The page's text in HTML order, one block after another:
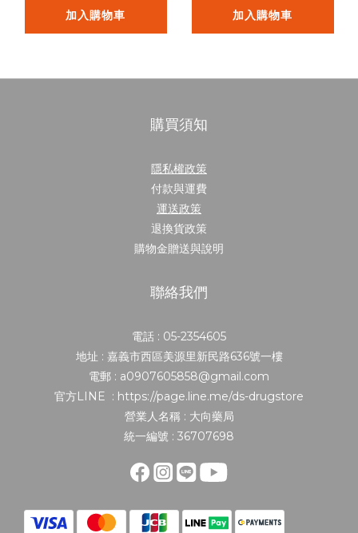
加入購物車 加入購物車
購買須知
隱私權政策
付款與運費
運送政策
退換貨政策
購物金贈送與說明
聯絡我們
電話 : 05-2354605
地址 : 嘉義市西區美源里新民路636號一樓
電郵 : a0907605858@gmail.com
官方LINE : https://page.line.me/ds-drugstore
營業人名稱 : 大向藥局
統一編號 : 36707698